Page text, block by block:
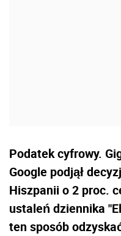
Podatek cyfrowy.
Google podjął
Hiszpanii o 2 proc.
ustaleń dziennika
ten sposób